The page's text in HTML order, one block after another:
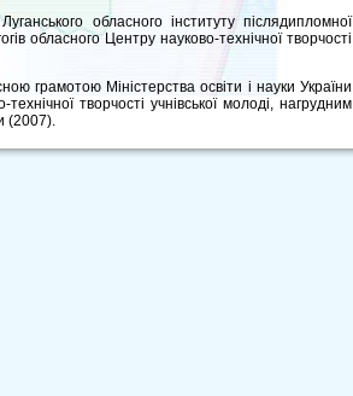
обласного інституту післядипломної
обласного Центру науково-технічної творчості
грамотою Міністерства освіти і науки України
творчості учнівської молоді, нагрудним
(2007).